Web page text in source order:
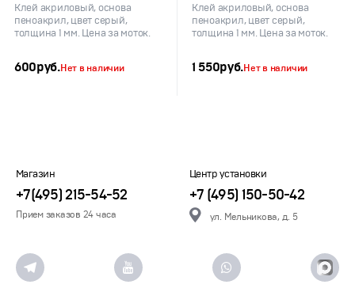
Клей акриловый, основа
пеноакрил, цвет серый,
толщина 1 мм. Цена за моток.
600руб.Нет в наличии
Клей акриловый, основа
пеноакрил, цвет серый,
толщина 1 мм. Цена за моток.
1 550руб.Нет в наличии
Магазин
+7(495) 215-54-52
Прием заказов 24 часа
Центр установки
+7 (495) 150-50-42
ул. Мельникова, д. 5